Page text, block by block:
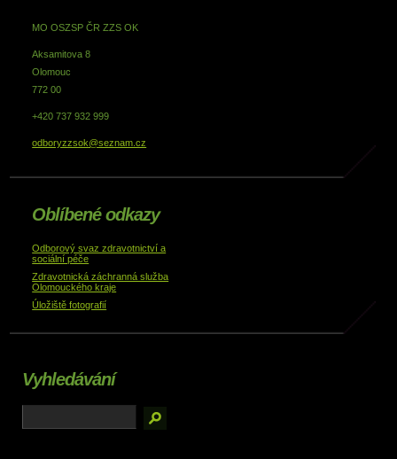
MO OSZSP ČR ZZS OK
Aksamitova 8
Olomouc
772 00
+420 737 932 999
odboryzzsok@seznam.cz
Oblíbené odkazy
Odborový svaz zdravotnictví a
sociální péče
Zdravotnická záchranná služba
Olomouckého kraje
Úložiště fotografií
Vyhledávání